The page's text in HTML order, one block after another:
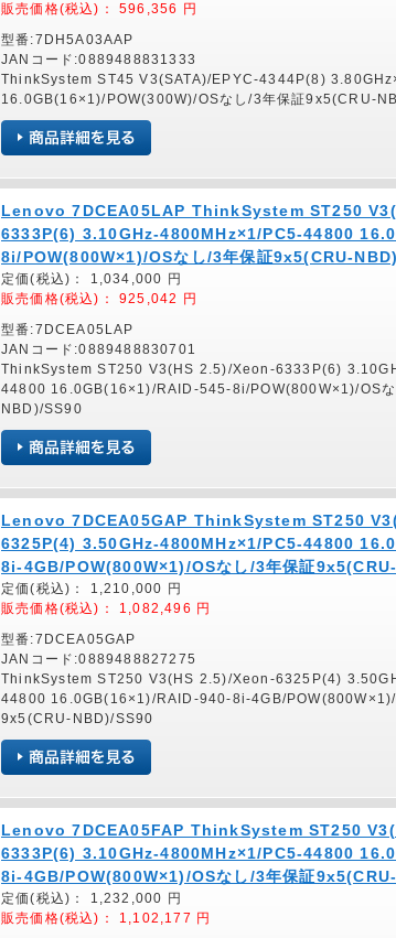
販売価格(税込)： 596,356
円
型番:7DH5A03AAP
JANコード:0889488831333
ThinkSystem ST45 V3(SATA)/EPYC-4344P(8)
16.0GB(16×1)/POW(300W)/OSなし/3年保証9x5(CRU-
Lenovo 7DCEA05LAP ThinkSystem ST250
6333P(6) 3.10GHz-4800MHz×1/PC5-44800
8i/POW(800W×1)/OSなし/3年保証9x5(CRU-
定価(税込)： 1,034,000 円
販売価格(税込)： 925,042
円
型番:7DCEA05LAP
JANコード:0889488830701
ThinkSystem ST250 V3(HS 2.5)/Xeon-6333P(6)
44800 16.0GB(16×1)/RAID-545-8i/POW(800W×1)/OS
NBD)/SS90
Lenovo 7DCEA05GAP ThinkSystem ST250
6325P(4) 3.50GHz-4800MHz×1/PC5-44800
8i-4GB/POW(800W×1)/OSなし/3年保証
定価(税込)： 1,210,000 円
販売価格(税込)： 1,082,496 円
型番:7DCEA05GAP
JANコード:0889488827275
ThinkSystem ST250 V3(HS 2.5)/Xeon-6325P(4)
44800 16.0GB(16×1)/RAID-940-8i-4GB/POW(800W×1)/
9x5(CRU-NBD)/SS90
Lenovo 7DCEA05FAP ThinkSystem ST250
6333P(6) 3.10GHz-4800MHz×1/PC5-44800
8i-4GB/POW(800W×1)/OSなし/3年保証
定価(税込)： 1,232,000 円
販売価格(税込)： 1,102,177 円